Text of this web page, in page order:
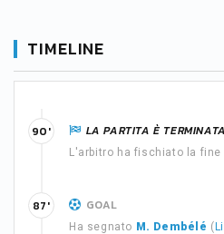
TIMELINE
LA PARTITA È
L'arbitro ha fischiato la fine
90'
GOAL
Ha segnato M. Dembélé (
87'